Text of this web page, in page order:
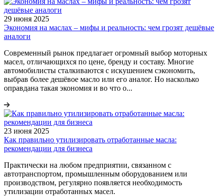
29 июня 2025
Экономия на маслах – мифы и реальность: чем грозят дешёвые
аналоги
Современный рынок предлагает огромный выбор моторных
масел, отличающихся по цене, бренду и составу. Многие
автомобилисты сталкиваются с искушением сэкономить,
выбрав более дешёвое масло или его аналог. Но насколько
оправдана такая экономия и во что о...
23 июня 2025
Как правильно утилизировать отработанные масла:
рекомендации для бизнеса
Практически на любом предприятии, связанном с
автотранспортом, промышленным оборудованием или
производством, регулярно появляется необходимость
утилизации отработанных масел.